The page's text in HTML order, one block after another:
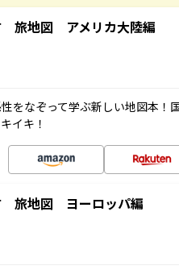
旅地図 アメリカ大陸編
をなぞって学ぶ新しい地図本！
イキ！
旅地図 ヨーロッパ編